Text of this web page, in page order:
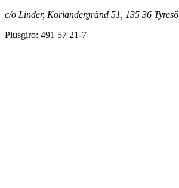
c/o Linder, Koriandergränd 51, 135 36 Tyresö
Plusgiro: 491 57 21-7